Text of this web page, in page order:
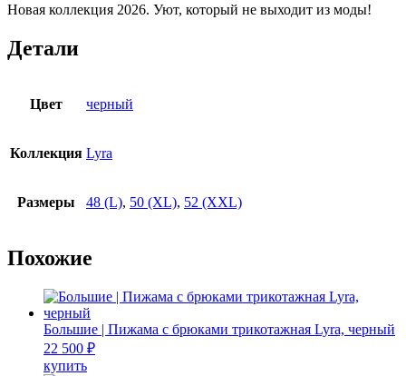
Новая коллекция 2026. Уют, который не выходит из моды!
Детали
Цвет черный
Коллекция Lyra
Размеры 48 (L), 50 (XL), 52 (XXL)
Похожие
Большие | Пижама с брюками трикотажная Lyra, черный
22 500 ₽
купитьЭтот